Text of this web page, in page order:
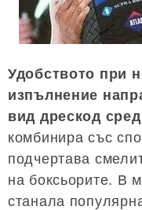
Удобството при
изпълнение
вид дрескод
комбинира със
подчертава
на боксьорите. В
станала